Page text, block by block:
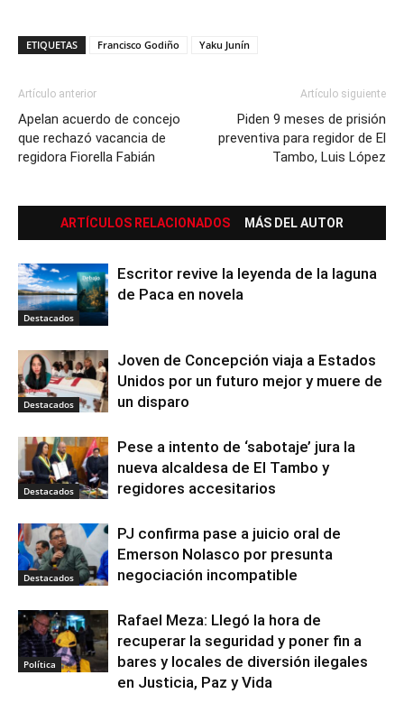
ETIQUETAS Francisco Godiño Yaku Junín
Artículo anterior
Apelan acuerdo de concejo
que rechazó vacancia de
regidora Fiorella Fabián
Artículo siguiente
Piden 9 meses de prisión
preventiva para regidor de El
Tambo, Luis López
ARTÍCULOS RELACIONADOS MÁS DEL AUTOR
Destacados
Escritor revive la leyenda de la laguna
de Paca en novela
Destacados
Joven de Concepción viaja a Estados
Unidos por un futuro mejor y muere de
un disparo
Destacados
Pese a intento de ‘sabotaje’ jura la
nueva alcaldesa de El Tambo y
regidores accesitarios
Destacados
PJ confirma pase a juicio oral de
Emerson Nolasco por presunta
negociación incompatible
Política
Rafael Meza: Llegó la hora de
recuperar la seguridad y poner fin a
bares y locales de diversión ilegales
en Justicia, Paz y Vida